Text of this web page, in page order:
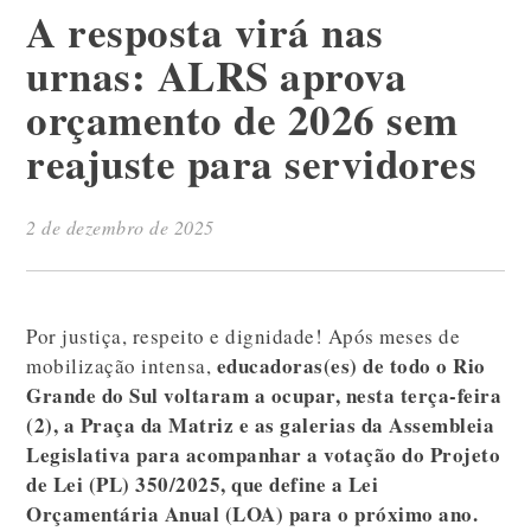
A resposta virá nas
urnas: ALRS aprova
orçamento de 2026 sem
reajuste para servidores
2 de dezembro de 2025
Por justiça, respeito e dignidade! Após meses de
mobilização intensa, educadoras(es) de todo o Rio
Grande do Sul voltaram a ocupar, nesta terça-feira
(2), a Praça da Matriz e as galerias da Assembleia
Legislativa para acompanhar a votação do Projeto
de Lei (PL) 350/2025, que define a Lei
Orçamentária Anual (LOA) para o próximo ano.